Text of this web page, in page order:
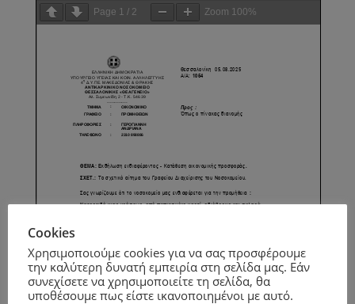
Page 1 / 2 Zoom 100%
Cookies
Χρησιμοποιούμε cookies για να σας προσφέρουμε
την καλύτερη δυνατή εμπειρία στη σελίδα μας. Εάν
συνεχίσετε να χρησιμοποιείτε τη σελίδα, θα
υποθέσουμε πως είστε ικανοποιημένοι με αυτό.